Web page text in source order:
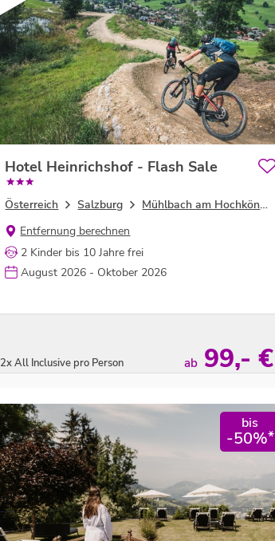
Hotel Heinrichshof - Flash Sale
Österreich Salzburg
Mühlbach am Hochkönig
Entfernung berechnen
2 Kinder bis 10 Jahre frei
August 2026 - Oktober 2026
2x All Inclusive pro Person ab 99,- €
Zum Angebot
bis
-50%*